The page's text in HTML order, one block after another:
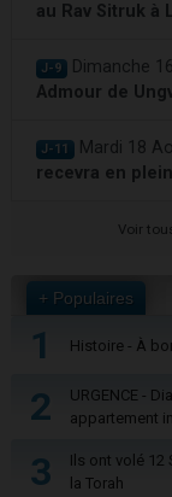
au Rav Sitruk à
J-9 Dimanche
Admour de
J-11 Mardi 18
recevra en
Voir
+ Populaires
1 Histoire - À
2
URGENCE -
appartement
3
Ils ont volé 12
la Torah